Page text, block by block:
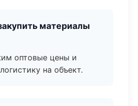
материалы
оптовые цены и
на объект.